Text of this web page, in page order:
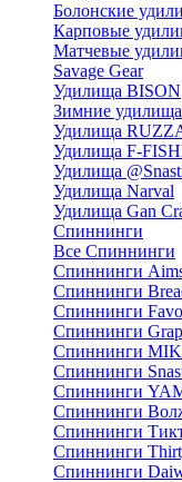
Болонские
Карповые
Матчевые
Savage Gear
Удилища BISON
Зимние удилища
Удилища
Удилища F-
Удилища
Удилища Narval
Удилища Gan
Спиннинги
Все Спиннинги
Спиннинги
Спиннинги
Спиннинги
Спиннинги
Спиннинги
Спиннинги
Спиннинги
Спиннинги
Спиннинги
Спиннинги
Спиннинги